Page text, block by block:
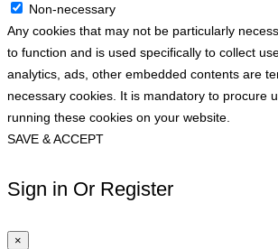
Non-necessary
Any cookies that may not be particularly
to function and is used specifically to collect
analytics, ads, other embedded contents are
necessary cookies. It is mandatory to procure
running these cookies on your website.
SAVE & ACCEPT
Sign in Or Register
×